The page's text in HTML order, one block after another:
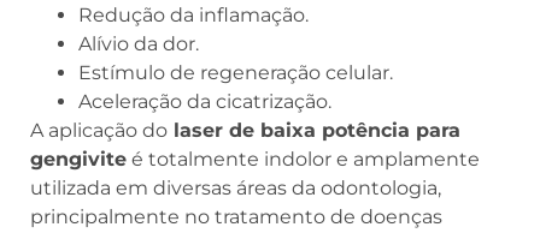
Redução da inflamação.
Alívio da dor.
Estímulo de regeneração celular.
Aceleração da cicatrização.
A aplicação do laser de baixa potência para
gengivite é totalmente indolor e amplamente
utilizada em diversas áreas da odontologia,
principalmente no tratamento de doenças